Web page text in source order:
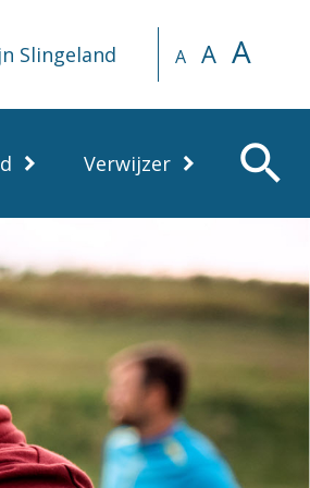
Slingeland A A A
Verwijzer search